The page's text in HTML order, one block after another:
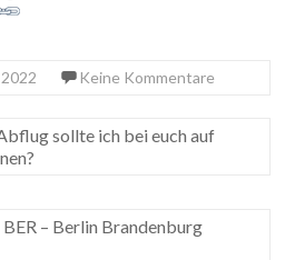
Keine Kommentare
sollte ich bei euch auf
– Berlin Brandenburg